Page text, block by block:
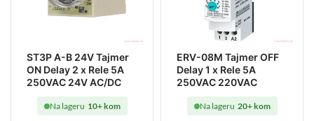
ST3P A-B 24V Tajmer
ON Delay 2 x Rele 5A
250VAC 24V AC/DC
Na lageru 10+ kom
ERV-08M Tajmer OFF
Delay 1 x Rele 5A
250VAC 220VAC
Na lageru 20+ kom